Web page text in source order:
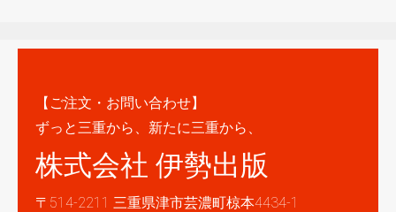
【ご注文・お問い合わせ】
ずっと三重から、新たに三重から、
株式会社 伊勢出版
〒514-2211 三重県津市芸濃町椋本4434-1